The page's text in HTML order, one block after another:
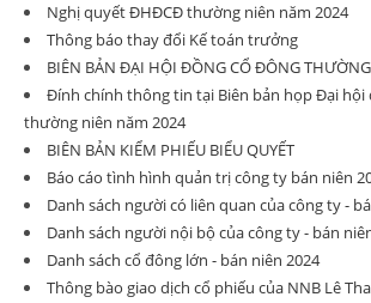
Nghị quyết ĐHĐCĐ thường niên năm 2024
Thông báo thay đổi Kế toán trưởng
BIÊN BẢN ĐẠI HỘI ĐỒNG CỔ ĐÔNG
Đính chính thông tin tại Biên bản họp Đại hội
thường niên năm 2024
BIÊN BẢN KIỂM PHIẾU BIỂU QUYẾT
Báo cáo tình hình quản trị công ty bán niên
Danh sách người có liên quan của công ty -
Danh sách người nội bộ của công ty - bán
Danh sách cổ đông lớn - bán niên 2024
Thông bào giao dịch cổ phiếu của NNB Lê